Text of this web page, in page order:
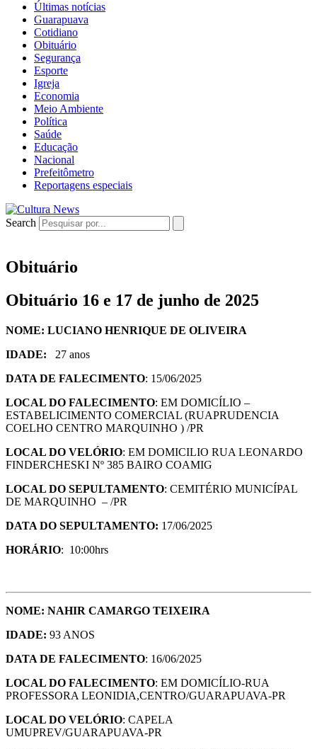
Últimas notícias
Guarapuava
Cotidiano
Obituário
Segurança
Esporte
Igreja
Economia
Meio Ambiente
Política
Saúde
Educação
Nacional
Prefeitômetro
Reportagens especiais
Search
Obituário
Obituário 16 e 17 de junho de 2025
NOME: LUCIANO HENRIQUE DE OLIVEIRA
IDADE: 27 anos
DATA DE FALECIMENTO: 15/06/2025
LOCAL DO FALECIMENTO: EM DOMICÍLIO –
ESTABELICIMENTO COMERCIAL (RUAPRUDENCIA
COELHO CENTRO MARQUINHO ) /PR
LOCAL DO VELÓRIO: EM DOMICILIO RUA LEONARDO
FINDERCHESKI Nº 385 BAIRO COAMIG
LOCAL DO SEPULTAMENTO: CEMITÉRIO MUNICÍPAL
DE MARQUINHO – /PR
DATA DO SEPULTAMENTO: 17/06/2025
HORÁRIO: 10:00hrs
NOME: NAHIR CAMARGO TEIXEIRA
IDADE: 93 ANOS
DATA DE FALECIMENTO: 16/06/2025
LOCAL DO FALECIMENTO: EM DOMICÍLIO-RUA
PROFESSORA LEONIDIA,CENTRO/GUARAPUAVA-PR
LOCAL DO VELÓRIO: CAPELA
UMUPREV/GUARAPUAVA-PR